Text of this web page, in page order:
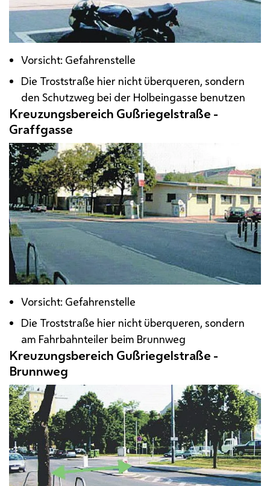
Vorsicht: Gefahrenstelle
Die Troststraße hier nicht überqueren, sondern
den Schutzweg bei der Holbeingasse benutzen
Kreuzungsbereich Gußriegelstraße -
Graffgasse
Vorsicht: Gefahrenstelle
Die Troststraße hier nicht überqueren, sondern
am Fahrbahnteiler beim Brunnweg
Kreuzungsbereich Gußriegelstraße -
Brunnweg